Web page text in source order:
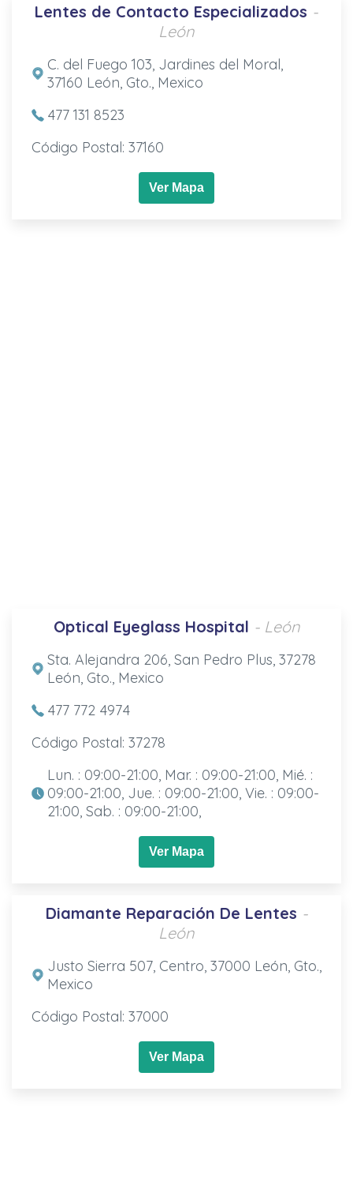
Lentes de Contacto Especializados -
León
C. del Fuego 103, Jardines del Moral,
37160 León, Gto., Mexico
477 131 8523
Código Postal: 37160
Ver Mapa
Optical Eyeglass Hospital - León
Sta. Alejandra 206, San Pedro Plus, 37278
León, Gto., Mexico
477 772 4974
Código Postal: 37278
Lun. : 09:00-21:00, Mar. : 09:00-21:00, Mié. :
09:00-21:00, Jue. : 09:00-21:00, Vie. : 09:00-
21:00, Sab. : 09:00-21:00,
Ver Mapa
Diamante Reparación De Lentes -
León
Justo Sierra 507, Centro, 37000 León, Gto.,
Mexico
Código Postal: 37000
Ver Mapa